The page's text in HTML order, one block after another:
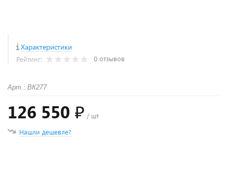
Характеристики
Рейтинг: 0 отзывов
Арт.: ВК277
126 550 ₽ / шт
Нашли дешевле?